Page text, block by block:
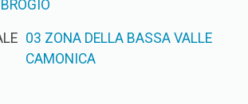
03 ZONA DELLA BASSA VALLE
CAMONICA